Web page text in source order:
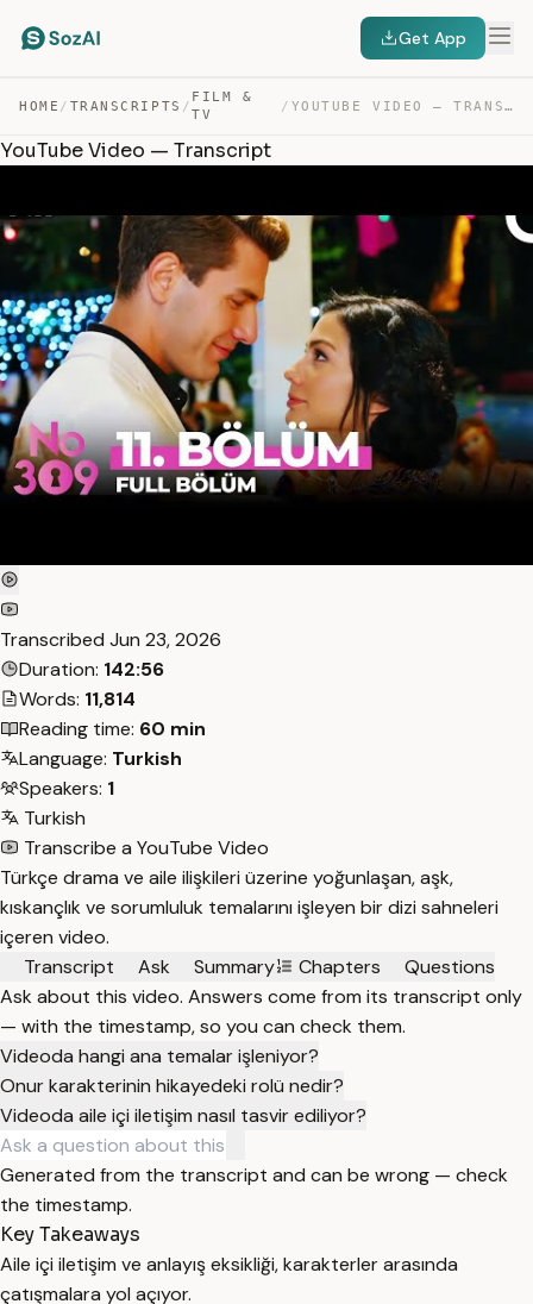
Get App
HOME / TRANSCRIPTS /
FILM &
TV
/ YOUTUBE VIDEO — TRANSCRIPT
YouTube Video — Transcript
Transcribed Jun 23, 2026
Duration: 142:56
Words: 11,814
Reading time: 60 min
Language: Turkish
Speakers: 1
Turkish
Transcribe a YouTube Video
Türkçe drama ve aile ilişkileri üzerine yoğunlaşan, aşk,
kıskançlık ve sorumluluk temalarını işleyen bir dizi sahneleri
içeren video.
Transcript
Ask Summary Chapters
Questions
Ask about this video. Answers come from its transcript only
— with the timestamp, so you can check them.
Videoda hangi ana temalar işleniyor?
Onur karakterinin hikayedeki rolü nedir?
Videoda aile içi iletişim nasıl tasvir ediliyor?
Generated from the transcript and can be wrong — check
the timestamp.
Key Takeaways
Aile içi iletişim ve anlayış eksikliği, karakterler arasında
çatışmalara yol açıyor.